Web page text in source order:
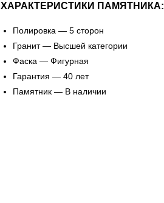
ХАРАКТЕРИСТИКИ ПАМЯТНИКА:
Полировка — 5 сторон
Гранит — Высшей категории
Фаска — Фигурная
Гарантия — 40 лет
Памятник — В наличии